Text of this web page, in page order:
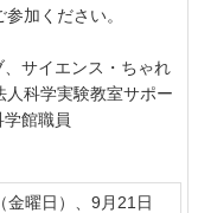
加ください。
サイエンス・ちゃれ
人科学実験教室サポー
館職員
金曜日）、9月21日